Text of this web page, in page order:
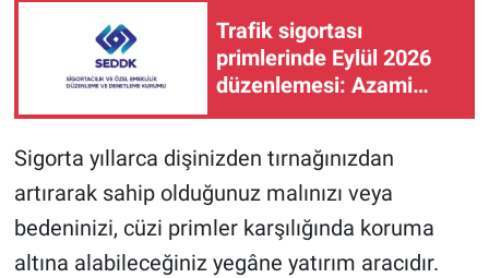
Trafik sigortası
primlerinde Eylül 2026
düzenlemesi: Azami
primlere yüzde 1,75 artış
Sigorta yıllarca dişinizden tırnağınızdan
artırarak sahip olduğunuz malınızı veya
bedeninizi, cüzi primler karşılığında koruma
altına alabileceğiniz yegâne yatırım aracıdır.